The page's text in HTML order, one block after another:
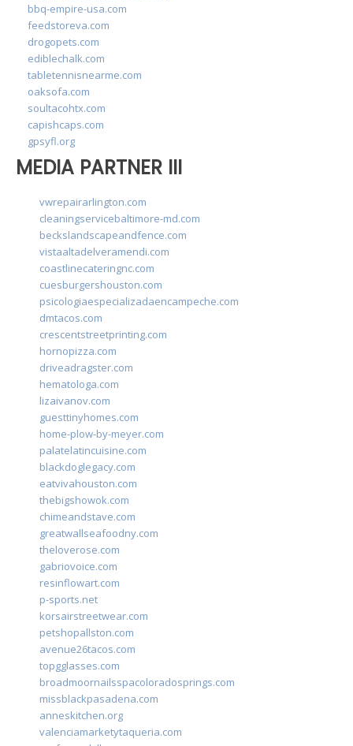
bbq-empire-usa.com
feedstoreva.com
drogopets.com
ediblechalk.com
tabletennisnearme.com
oaksofa.com
soultacohtx.com
capishcaps.com
gpsyfl.org
MEDIA PARTNER III
vwrepairarlington.com
cleaningservicebaltimore-md.com
beckslandscapeandfence.com
vistaaltadelveramendi.com
coastlinecateringnc.com
cuesburgershouston.com
psicologiaespecializadaencampeche.com
dmtacos.com
crescentstreetprinting.com
hornopizza.com
driveadragster.com
hematologa.com
lizaivanov.com
guesttinyhomes.com
home-plow-by-meyer.com
palatelatincuisine.com
blackdoglegacy.com
eatvivahouston.com
thebigshowok.com
chimeandstave.com
greatwallseafoodny.com
theloverose.com
gabriovoice.com
resinflowart.com
p-sports.net
korsairstreetwear.com
petshopallston.com
avenue26tacos.com
topgglasses.com
broadmoornailsspacoloradosprings.com
missblackpasadena.com
anneskitchen.org
valenciamarketytaqueria.com